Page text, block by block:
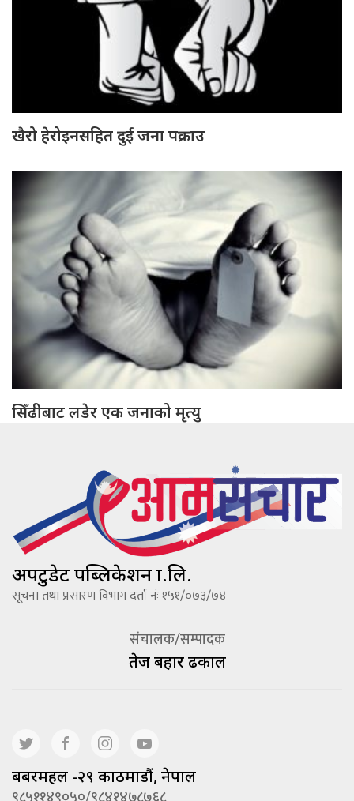
खैरो हेरोइनसहित दुई जना पक्राउ
सिँढीबाट लडेर एक जनाको मृत्यु
अपटुडेट पब्लिकेशन प्रा.लि.
सूचना तथा प्रसारण विभाग दर्ता नंः १५१/०७३/७४
संचालक/सम्पादक
तेज बहादूर ढकाल
बबरमहल -२९ काठमाडौं, नेपाल